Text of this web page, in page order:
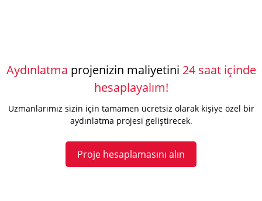
Aydınlatma projenizin maliyetini 24 saat içinde
hesaplayalım!
Uzmanlarımız sizin için tamamen ücretsiz olarak kişiye özel bir
aydınlatma projesi geliştirecek.
Proje hesaplamasını alın